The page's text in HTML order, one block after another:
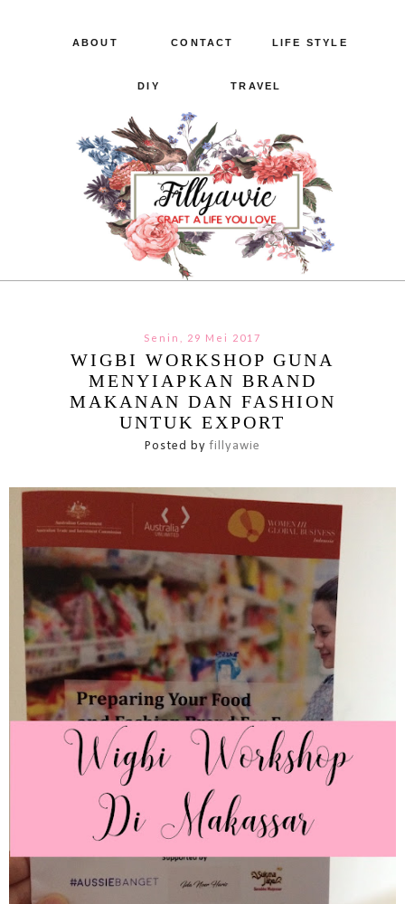
ABOUT CONTACT LIFE STYLE
DIY TRAVEL
Senin, 29 Mei 2017
WIGBI WORKSHOP GUNA
MENYIAPKAN BRAND
MAKANAN DAN FASHION
UNTUK EXPORT
Posted byfillyawie